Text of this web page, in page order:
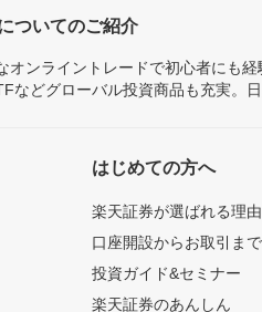
ついてのご紹介
オンライントレードで初心者にも
などグローバル投資商品も充実。
はじめての方へ
楽天証券が選ばれる理由
口座開設からお取引ま
投資ガイド&セミナー
楽天証券のあんしん